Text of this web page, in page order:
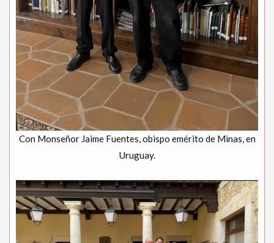
Con Monseñor Jaime Fuentes, obispo emérito de Minas, en
Uruguay.